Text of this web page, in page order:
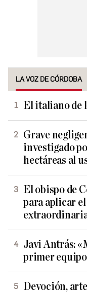
LA VOZ DE CÓRDOBA
El italiano de
Grave
investigado
hectáreas al
El obispo de
para aplicar
Javi Antrás:
primer
Devoción,